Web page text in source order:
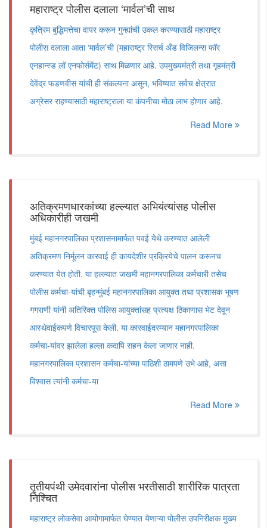
महाराष्ट्र पोलीस दलाला ‘मार्वल’ची साथ
कृत्रिम बुद्ध‍िमत्तेचा वापर करून गुन्ह्यांची उकल करण्यासाठी महाराष्ट्र
पोलीस दलाला आता ‘मार्वल’ची (महाराष्ट्र रिसर्च अँड विजिलन्स फॉर
एनहान्स्ड लॉ एनफोर्समेंट) साथ मिळणार आहे. उपमुख्यमंत्री तथा गृहमंत्री
देवेंद्र फडणवीस यांची ही संकल्पना असून, भविष्यात सर्वच क्षेत्रात
अग्रेसर राहण्यासाठी महाराष्ट्राला या कंपनीचा मोठा लाभ होणार आहे.
Read More
अतिक्रमणधारकांच्या हल्ल्यात अभियंत्यांसह पोलीस
अधिकारीही जखमी
मुंबई महानगरपालिका प्रशासनामार्फत पवई येथे करण्यात आलेली
अतिक्रमण निर्मूलन कारवाई ही कायदेशीर प्रक्रियेचे पालन करूनच
करण्यात येत होती. या हल्ल्यात जखमी महानगरपालिका कर्मचारी तसेच
पोलीस कर्मचा-यांची बृहन्मुंबई महानगरपालिका आयुक्त तथा प्रशासक भूषण
गगराणी यांनी अतिरिक्त पोलिस आयुक्तांसह प्रत्यक्ष ठिकाणास भेट देवून
आस्थेवाईकपणे विचारपूस केली. या कारवाईदरम्यान महानगरपालिका
कर्मचा-यांवर झालेला हल्ला कदापि सहन केला जाणार नाही.
महानगरपालिका प्रशासन कर्मचा-यांच्या पाठिशी ठामपणे उभे आहे, असा
विश्वास त्यांनी कर्मचा-या
Read More
तृतीयपंथी उमेदवारांना पोलीस भरतीसाठी शारीरिक पात्रता
निश्चित
महाराष्ट्र लोकसेवा आयोगामार्फत घेण्यात येणाऱ्या पोलीस उपनिरीक्षक मुख्य